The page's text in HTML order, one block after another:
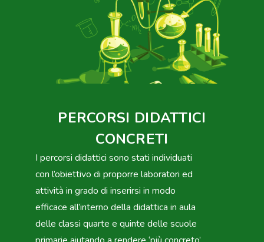
PERCORSI DIDATTICI
CONCRETI
I percorsi didattici sono stati individuati
con l’obiettivo di proporre laboratori ed
attività in grado di inserirsi in modo
efficace all’interno della didattica in aula
delle classi quarte e quinte delle scuole